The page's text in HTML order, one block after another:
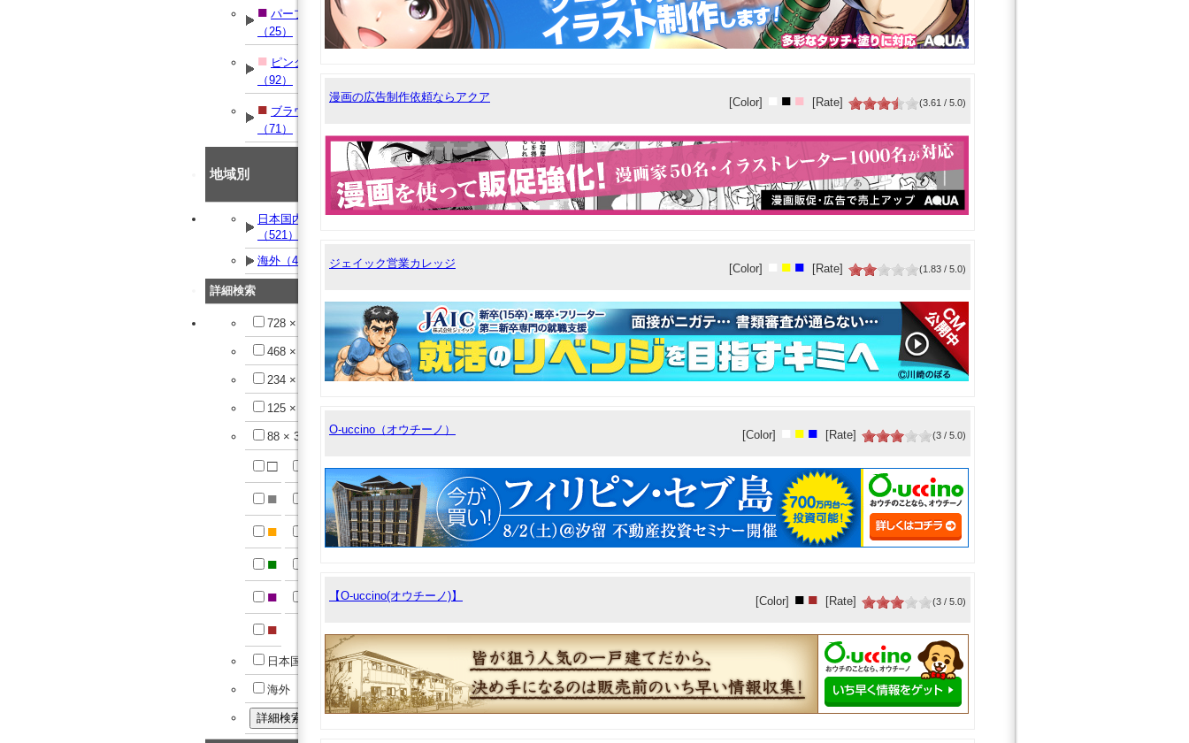
■ パープル
（25）
■ ピンク
（92）
■ ブラウン
（71）
地域別
日本国内
（521）
海外（42）
詳細検索
728 × 90
468 × 60
234 × 60
125 × 125
88 × 31
□
■
■
■
■
■
日本国内
海外
漫画の広告制作依頼ならアクア [Color] ■ ■ [Rate] (3.61 / 5.0)
ジェイック営業カレッジ [Color] ■ ■ [Rate] (1.83 / 5.0)
O-uccino（オウチーノ） [Color] ■ ■ [Rate] (3 / 5.0)
【O-uccino(オウチーノ)】 [Color] ■ ■ [Rate] (3 / 5.0)